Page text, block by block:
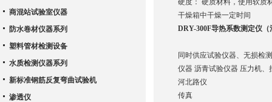
硬度： 硬质材料，使用软质
干燥箱中干燥一定时间
DRY-300F导热系数测定仪（
同时供应试验仪器、无损检
仪器 沥青试验仪器 压力机
河北路仪
传真
商混站试验室仪器
防水卷材仪器系列
塑料管材检测设备
水质检测仪器系列
新标准钢筋反复弯曲试验机
渗透仪